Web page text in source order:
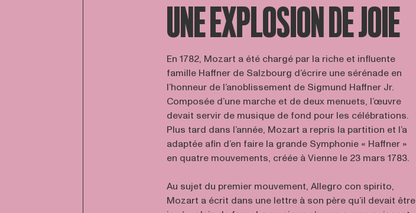
UNE EXPLOSION DE JOIE
En 1782, Mozart a été chargé par la riche et influente
famille Haffner de Salzbourg d’écrire une sérénade en
l’honneur de l’anoblissement de Sigmund Haffner Jr.
Composée d’une marche et de deux menuets, l’œuvre
devait servir de musique de fond pour les célébrations.
Plus tard dans l’année, Mozart a repris la partition et l’a
adaptée afin d’en faire la grande Symphonie « Haffner »
en quatre mouvements, créée à Vienne le 23 mars 1783.
Au sujet du premier mouvement, Allegro con spirito,
Mozart a écrit dans une lettre à son père qu’il devait être